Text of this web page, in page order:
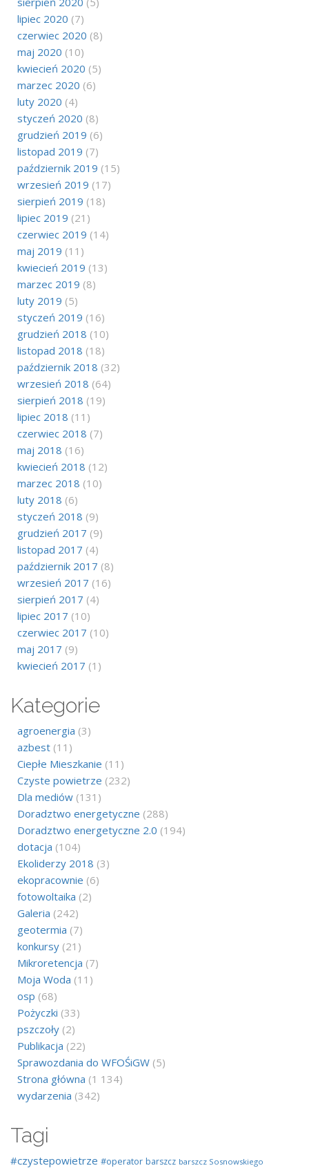
lipiec 2020 (7)
czerwiec 2020 (8)
maj 2020 (10)
kwiecień 2020 (5)
marzec 2020 (6)
luty 2020 (4)
styczeń 2020 (8)
grudzień 2019 (6)
listopad 2019 (7)
październik 2019 (15)
wrzesień 2019 (17)
sierpień 2019 (18)
lipiec 2019 (21)
czerwiec 2019 (14)
maj 2019 (11)
kwiecień 2019 (13)
marzec 2019 (8)
luty 2019 (5)
styczeń 2019 (16)
grudzień 2018 (10)
listopad 2018 (18)
październik 2018 (32)
wrzesień 2018 (64)
sierpień 2018 (19)
lipiec 2018 (11)
czerwiec 2018 (7)
maj 2018 (16)
kwiecień 2018 (12)
marzec 2018 (10)
luty 2018 (6)
styczeń 2018 (9)
grudzień 2017 (9)
listopad 2017 (4)
październik 2017 (8)
wrzesień 2017 (16)
sierpień 2017 (4)
lipiec 2017 (10)
czerwiec 2017 (10)
maj 2017 (9)
kwiecień 2017 (1)
Kategorie
agroenergia (3)
azbest (11)
Ciepłe Mieszkanie (11)
Czyste powietrze (232)
Dla mediów (131)
Doradztwo energetyczne (288)
Doradztwo energetyczne 2.0 (194)
dotacja (104)
Ekoliderzy 2018 (3)
ekopracownie (6)
fotowoltaika (2)
Galeria (242)
geotermia (7)
konkursy (21)
Mikroretencja (7)
Moja Woda (11)
osp (68)
Pożyczki (33)
pszczoły (2)
Publikacja (22)
Sprawozdania do WFOŚiGW (5)
Strona główna (1 134)
wydarzenia (342)
Tagi
#czystepowietrze #operator barszcz barszcz Sosnowskiego